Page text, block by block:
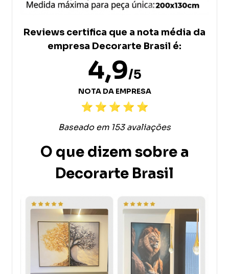
Reviews certifica que a nota média da
empresa Decorarte Brasil é:
4,9/5
NOTA DA EMPRESA
Baseado em 153 avaliações
O que dizem sobre a
Decorarte Brasil